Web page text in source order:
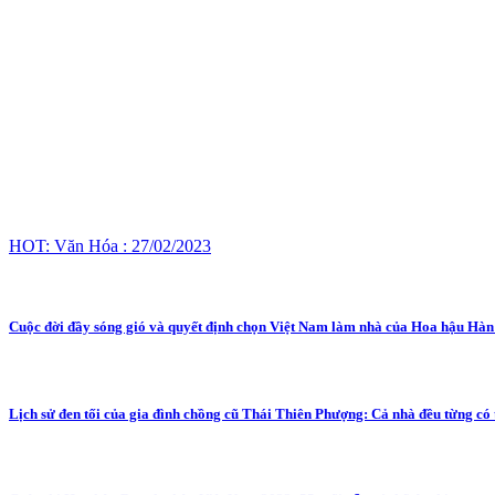
HOT: Văn Hóa : 27/02/2023
Cuộc đời đầy sóng gió và quyết định chọn Việt Nam làm nhà của Hoa hậu
Lịch sử đen tối của gia đình chồng cũ Thái Thiên Phượng: Cả nhà đều từng có